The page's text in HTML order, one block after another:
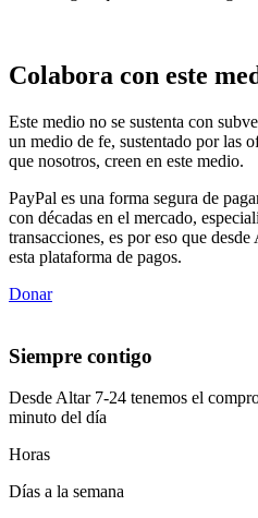
Colabora con este
Este medio no se sustenta con
un medio de fe, sustentado por las
que nosotros, creen en este medio.
PayPal es una forma segura de
con décadas en el mercado,
transacciones, es por eso que
esta plataforma de pagos.
Donar
Siempre contigo
Desde Altar 7-24 tenemos el
minuto del día
Horas
Días a la semana